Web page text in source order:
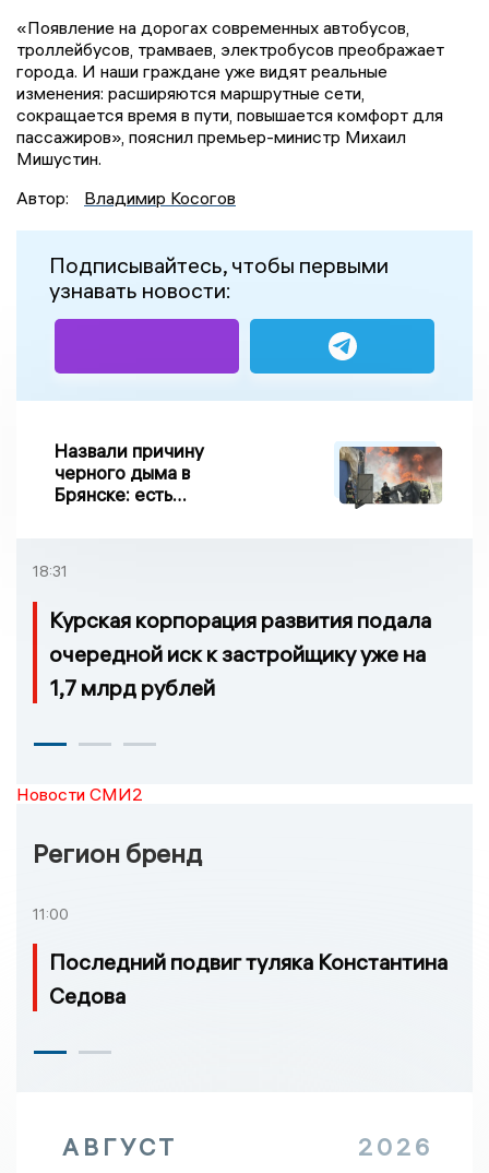
«Появление на дорогах современных автобусов,
троллейбусов, трамваев, электробусов преображает
города. И наши граждане уже видят реальные
изменения: расширяются маршрутные сети,
сокращается время в пути, повышается комфорт для
пассажиров», пояснил премьер-министр Михаил
Мишустин.
Автор:
Владимир Косогов
Подписывайтесь, чтобы первыми
узнавать новости:
Назвали причину
черного дыма в
Брянске: есть
18:31
Курская корпорация развития подала
очередной иск к застройщику уже на
1,7 млрд рублей
Новости СМИ2
Регион бренд
11:00
Последний подвиг туляка Константина
Седова
АВГУСТ 2026